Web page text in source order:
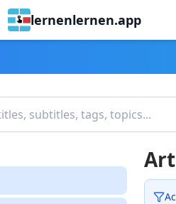
lernenlernen.app